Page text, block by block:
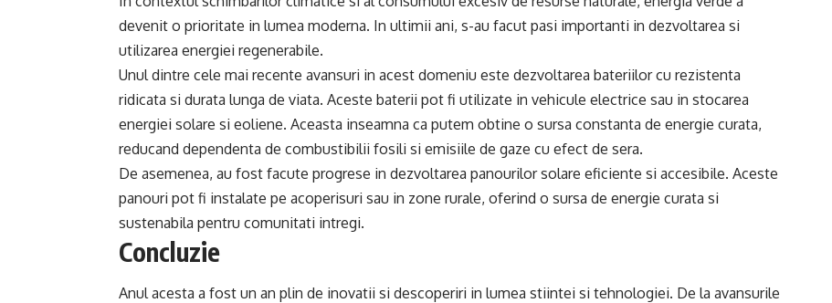
devenit o prioritate in lumea moderna. In ultimii ani, s-au facut pasi importanti in dezvoltarea si
utilizarea energiei regenerabile.
Unul dintre cele mai recente avansuri in acest domeniu este dezvoltarea bateriilor cu rezistenta
ridicata si durata lunga de viata. Aceste baterii pot fi utilizate in vehicule electrice sau in stocarea
energiei solare si eoliene. Aceasta inseamna ca putem obtine o sursa constanta de energie curata,
reducand dependenta de combustibilii fosili si emisiile de gaze cu efect de sera.
De asemenea, au fost facute progrese in dezvoltarea panourilor solare eficiente si accesibile. Aceste
panouri pot fi instalate pe acoperisuri sau in zone rurale, oferind o sursa de energie curata si
sustenabila pentru comunitati intregi.
Concluzie
Anul acesta a fost un an plin de inovatii si descoperiri in lumea stiintei si tehnologiei. De la avansurile